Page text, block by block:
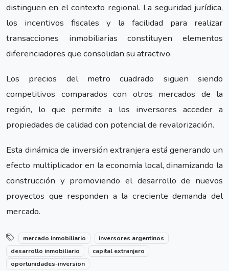
distinguen en el contexto regional. La seguridad jurídica,
los incentivos fiscales y la facilidad para realizar
transacciones inmobiliarias constituyen elementos
diferenciadores que consolidan su atractivo.
Los precios del metro cuadrado siguen siendo
competitivos comparados con otros mercados de la
región, lo que permite a los inversores acceder a
propiedades de calidad con potencial de revalorización.
Esta dinámica de inversión extranjera está generando un
efecto multiplicador en la economía local, dinamizando la
construcción y promoviendo el desarrollo de nuevos
proyectos que responden a la creciente demanda del
mercado.
mercado inmobiliario
inversores argentinos
desarrollo inmobiliario
capital extranjero
oportunidades-inversion